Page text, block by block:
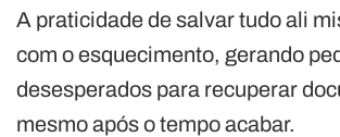
A praticidade de salvar tudo ali
com o esquecimento, gerando
desesperados para recuperar
mesmo após o tempo acabar.